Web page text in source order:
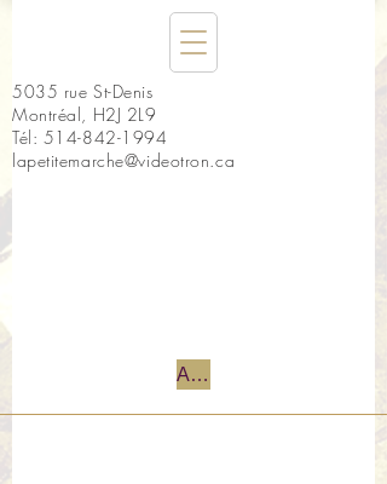
5035 rue St-Denis
Montréal, H2J 2L9
Tél: 514-842-1994
lapetitemarche@videotron.ca
Accueil